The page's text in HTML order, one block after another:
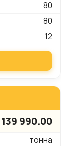
80
80
12
139 990.00
тонна